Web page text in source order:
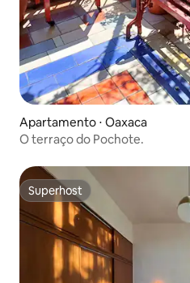
Apartamento ⋅ Oaxaca
O terraço do Pochote.
Superhost
Superhost